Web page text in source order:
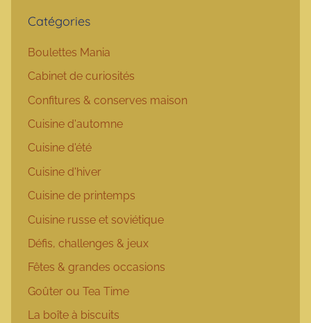
Catégories
Boulettes Mania
Cabinet de curiosités
Confitures & conserves maison
Cuisine d'automne
Cuisine d'été
Cuisine d'hiver
Cuisine de printemps
Cuisine russe et soviétique
Défis, challenges & jeux
Fêtes & grandes occasions
Goûter ou Tea Time
La boîte à biscuits